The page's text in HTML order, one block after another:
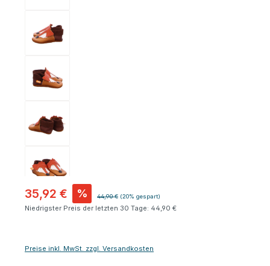
35,92 € % Regulärer Preis:
44,90 € (20% gespart)
Niedrigster Preis der letzten 30 Tage: 44,90 €
Preise inkl. MwSt. zzgl. Versandkosten